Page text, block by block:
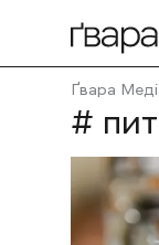
Ґвара
#